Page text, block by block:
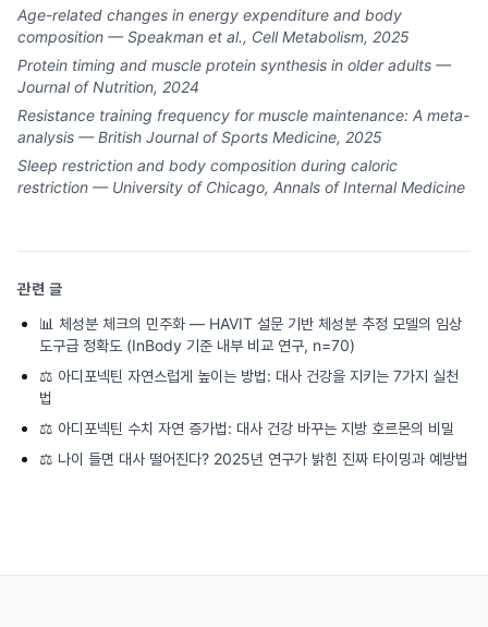
Age-related changes in energy expenditure and body
composition — Speakman et al., Cell Metabolism, 2025
Protein timing and muscle protein synthesis in older adults —
Journal of Nutrition, 2024
Resistance training frequency for muscle maintenance: A meta-
analysis — British Journal of Sports Medicine, 2025
Sleep restriction and body composition during caloric
restriction — University of Chicago, Annals of Internal Medicine
관련 글
📊 체성분 체크의 민주화 — HAVIT 설문 기반 체성분 추정 모델의 임상
도구급 정확도 (InBody 기준 내부 비교 연구, n=70)
⚖️ 아디포넥틴 자연스럽게 높이는 방법: 대사 건강을 지키는 7가지 실천
법
⚖️ 아디포넥틴 수치 자연 증가법: 대사 건강 바꾸는 지방 호르몬의 비밀
⚖️ 나이 들면 대사 떨어진다? 2025년 연구가 밝힌 진짜 타이밍과 예방법